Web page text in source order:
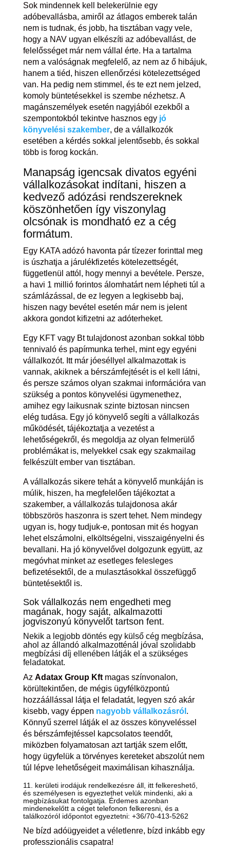
Sok mindennek kell belekerülnie egy
adóbevallásba, amiről az átlagos emberek talán
nem is tudnak, és jobb, ha tisztában vagy vele,
hogy a NAV ugyan elkészíti az adóbevallást, de
felelősséget már nem vállal érte. Ha a tartalma
nem a valóságnak megfelelő, az nem az ő hibájuk,
hanem a tiéd, hiszen ellenőrzési kötelezettséged
van. Ha pedig nem stimmel, és te ezt nem jelzed,
komoly büntetésekkel is szembe nézhetsz. A
magánszemélyek esetén nagyjából ezekből a
szempontokból tekintve hasznos egy jó
könyvelési szakember, de a vállalkozók
esetében a kérdés sokkal jelentősebb, és sokkal
több is forog kockán.
Manapság igencsak divatos egyéni
vállalkozásokat indítani, hiszen a
kedvező adózási rendszereknek
köszönhetően így viszonylag
olcsónak is mondható ez a cég
formátum.
Egy KATA adózó havonta pár tízezer forinttal meg
is úszhatja a járulékfizetés kötelezettségét,
függetlenül attól, hogy mennyi a bevétele. Persze,
a havi 1 millió forintos álomhatárt nem lépheti túl a
számlázással, de ez legyen a legkisebb baj,
hiszen nagy bevétel esetén már nem is jelent
akkora gondot kifizetni az adóterheket.
Egy KFT vagy Bt tulajdonost azonban sokkal több
tennivaló és papírmunka terhel, mint egy egyéni
vállalkozót. Itt már jóeséllyel alkalmazottak is
vannak, akiknek a bérszámfejtését is el kell látni,
és persze számos olyan szakmai információra van
szükség a pontos könyvelési ügymenethez,
amihez egy laikusnak szinte biztosan nincsen
elég tudása. Egy jó könyvelő segíti a vállalkozás
működését, tájékoztatja a vezetést a
lehetőségekről, és megoldja az olyan felmerülő
problémákat is, melyekkel csak egy szakmailag
felkészült ember van tisztában.
A vállalkozás sikere tehát a könyvelő munkáján is
múlik, hiszen, ha megfelelően tájékoztat a
szakember, a vállalkozás tulajdonosa akár
többszörös haszonra is szert tehet. Nem mindegy
ugyan is, hogy tudjuk-e, pontosan mit és hogyan
lehet elszámolni, elköltségelni, visszaigényelni és
bevallani. Ha jó könyvelővel dolgozunk együtt, az
megóvhat minket az esetleges felesleges
befizetésektől, de a mulasztásokkal összefüggő
büntetésektől is.
Sok vállalkozás nem engedheti meg
magának, hogy saját, alkalmazotti
jogviszonyú könyvelőt tartson fent.
Nekik a legjobb döntés egy külső cég megbízása,
ahol az állandó alkalmazotténál jóval szolidabb
megbízási díj ellenében látják el a szükséges
feladatokat.
Az Adatax Group Kftmagas színvonalon,
körültekintően, de mégis ügyfélközpontú
hozzáállással látja el feladatát, legyen szó akár
kisebb, vagy éppen nagyobb vállalkozásról .
Könnyű szerrel látják el az összes könyveléssel
és bérszámfejtéssel kapcsolatos teendőt,
miközben folyamatosan azt tartják szem előtt,
hogy ügyfelük a törvényes kereteket abszolút nem
túl lépve lehetőségeit maximálisan kihasználja.
11. kerületi irodájuk rendelkezésre áll, itt felkereshető,
és személyesen is egyeztethet velük mindenki, aki a
megbízásukat fontolgatja. Érdemes azonban
mindenekelőtt a céget telefonon felkeresni, és a
találkozóról időpontot egyeztetni: +36/70-413-5262
Ne bízd adóügyeidet a véletlenre, bízd inkább egy
professzionális csapatra!